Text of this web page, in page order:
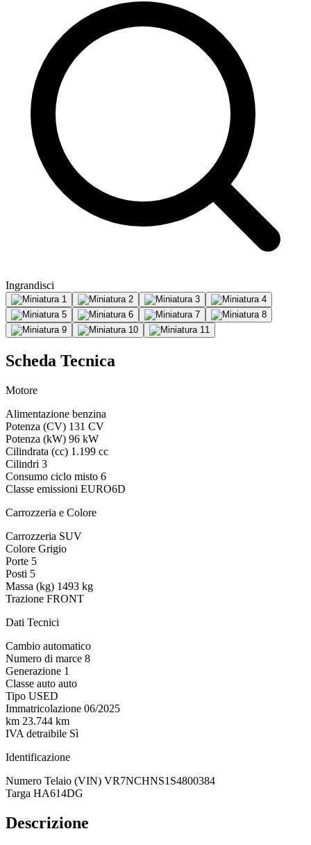
Ingrandisci
Scheda Tecnica
Motore
Alimentazione benzina
Potenza (CV) 131 CV
Potenza (kW) 96 kW
Cilindrata (cc) 1.199 cc
Cilindri 3
Consumo ciclo misto 6
Classe emissioni EURO6D
Carrozzeria e Colore
Carrozzeria SUV
Colore Grigio
Porte 5
Posti 5
Massa (kg) 1493 kg
Trazione FRONT
Dati Tecnici
Cambio automatico
Numero di marce 8
Generazione 1
Classe auto auto
Tipo USED
Immatricolazione 06/2025
km 23.744 km
IVA detraibile Sì
Identificazione
Numero Telaio (VIN) VR7NCHNS1S4800384
Targa HA614DG
Descrizione